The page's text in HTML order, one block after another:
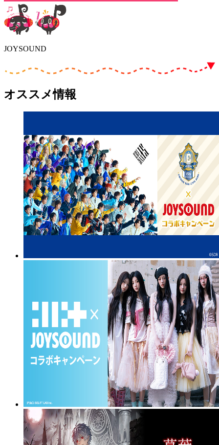
JOYSOUND
オススメ情報